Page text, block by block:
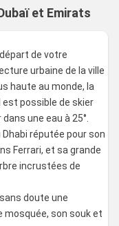
et Emirats
de votre
urbaine de la ville
haute au monde, la
est possible de skier
une eau à 25°.
réputée pour son
Ferrari, et sa grande
incrustées de
doute une
mosquée, son souk et